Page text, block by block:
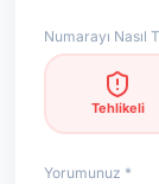
güncellenir.
Numarayı Nasıl
Tehlikeli
Yorumunuz *